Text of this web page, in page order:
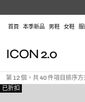
首頁 本季新品 男鞋 女鞋 服
系
:
ICON 2.0
第 12 個，共 40 件項目 排序方
已折扣